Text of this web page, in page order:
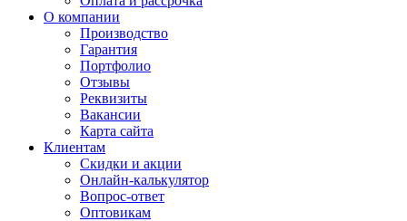
О компании
Производство
Гарантия
Портфолио
Отзывы
Реквизиты
Вакансии
Карта сайта
Клиентам
Скидки и акции
Онлайн-калькулятор
Вопрос-ответ
Оптовикам